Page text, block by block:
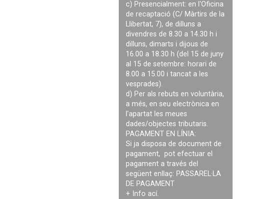
c) Presencialment: en l'Oficina
de recaptació (C/ Màrtirs de la
Llibertat, 7), de dilluns a
divendres de 8.30 a 14.30 h i
dilluns, dimarts i dijous de
16.00 a 18.30 h (del 15 de juny
al 15 de setembre: horari de
8.00 a 15.00 i tancat a les
vesprades).
d) Per als rebuts en voluntària,
a més, en seu electrònica en
l'apartat les meues
dades/objectes tributaris.
PAGAMENT EN LÍNIA:
Si ja disposa de document de
pagament, pot efectuar el
pagament a través del
següent enllaç: PASSAREL·LA
DE PAGAMENT
+ Info ací.